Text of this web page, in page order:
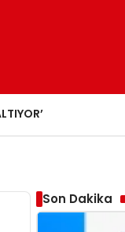
Son Dakika